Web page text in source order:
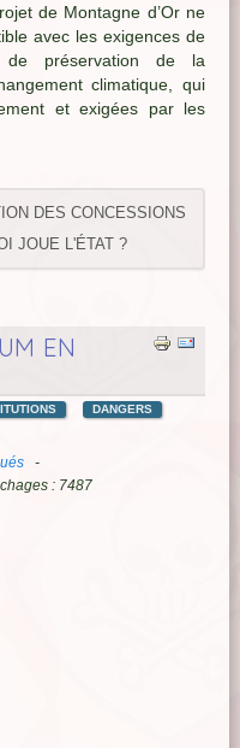
de Montagne d’Or ne
avec les exigences de
de préservation de la
climatique, qui
et exigées par les
DES CONCESSIONS
JOUE L'ÉTAT ?
EN
DANGERS
: 7487